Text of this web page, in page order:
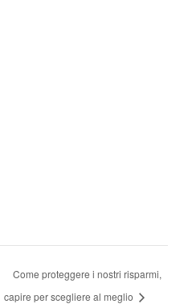
Come proteggere i nostri risparmi,
capire per scegliere al meglio